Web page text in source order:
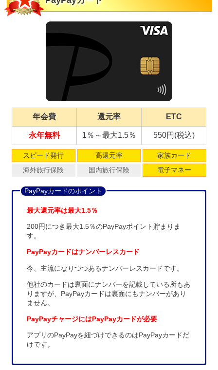
年会費 還元率 ETC
永年無料 1％～最大1.5％ 550円(税込)
スピード発行 高還元率
家族カード
海外旅行保険
国内旅行保険 電子マネー
PayPayカードのポイント
最大還元率は最大1.5％
200円につき最大1.5％のPayPayポイント貯まりま
す。
PayPayカードはナンバーレスカード
今、主流になりつつあるナンバーレスカードです。
他社のカードは裏面にナンバーを記載している所もあ
りますが、PayPayカードは裏面にもナンバーがあり
ません。
PayPayチャージにはPayPayカードが必要
アプリのPayPayを紐づけできるのはPayPayカードだ
けです。